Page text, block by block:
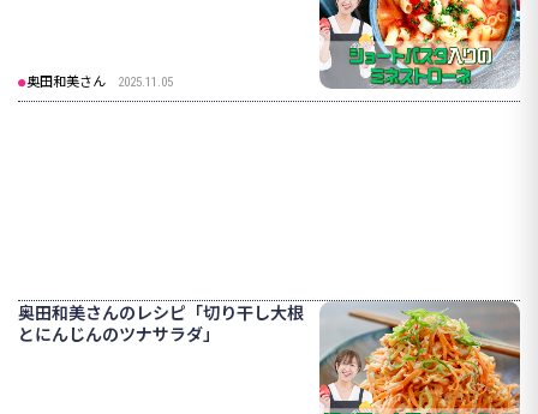
奥田和美さん 2025.11.05
奥田和美さんのレシピ「切り干し大根
とにんじんのツナサラダ」